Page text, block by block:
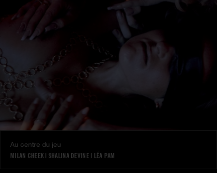
Au centre du jeu
MILAN CHEEK | SHALINA DEVINE| LÉA PAM